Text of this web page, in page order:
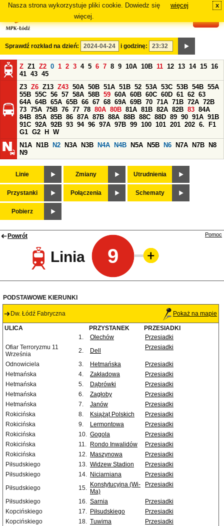
Nasza strona wykorzystuje pliki cookie. Dowiedz się
więcej.
więcej x
Sprawdź rozkład na dzień: i godzinę:
Z Z1 Z2 0 1 2 3 4 5 6 7 8 9 10A 10B 11 12 13 14 15 16
41 43 45
Z3 Z6 Z13 Z43 50A 50B 51A 51B 52 53A 53C 53B 54B 55A
55B 55C 56 57 58A 58B 59 60A 60B 60C 60D 61 62 63
64A 64B 65A 65B 66 67 68 69A 69B 70 71A 71B 72A 72B
73 75A 75B 76 77 78 80A 80B 81A 81B 82A 82B 83 84A
84B 85A 85B 86 87A 87B 88A 88B 88C 88D 89 90 91A 91B
91C 92A 92B 93 94 96 97A 97B 99 100 101 201 202 6.
F1
G1 G2 H
W
N1A
N1B N2 N3A N3B N4A N4B N5A N5B N6 N7A N7B
N8
N9
Linie Zmiany Utrudnienia
Przystanki Połączenia Schematy
Pobierz
Powrót
Linia 9
Pomoc
PODSTAWOWE KIERUNKI
Dw. Łódź Fabryczna Pokaż na mapie
ULICA PRZYSTANEK
PRZESIADKI
1.
Olechów
Przesiadki
Ofiar Terroryzmu 11
Września
2. Dell Przesiadki
Odnowiciela 3. Hetmańska
Przesiadki
Hetmańska
4. Zakładowa
Przesiadki
Hetmańska
5. Dąbrówki
Przesiadki
Hetmańska
6. Zagłoby
Przesiadki
Hetmańska
7. Janów
Przesiadki
Rokicińska
8. Książąt Polskich
Przesiadki
Rokicińska
9. Lermontowa
Przesiadki
Rokicińska
10. Gogola
Przesiadki
Rokicińska
11. Rondo Inwalidów
Przesiadki
Rokicińska
12. Maszynowa
Przesiadki
Piłsudskiego
13. Widzew Stadion
Przesiadki
Piłsudskiego
14. Niciarniana
Przesiadki
Piłsudskiego
15. Konstytucyjna (Wi-
Ma)
Przesiadki
Piłsudskiego 16. Sarnia
Przesiadki
Kopcińskiego
17. Piłsudskiego
Przesiadki
Kopcińskiego
18. Tuwima
Przesiadki